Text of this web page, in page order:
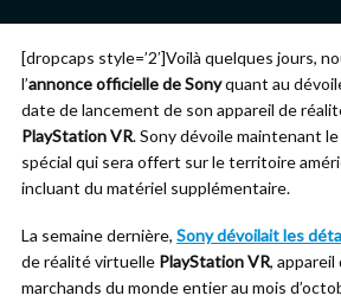
[dropcaps style=’2′]Voilà quelques jours,
l’annonce officielle de Sonyquant au
date de lancement de son appareil de
PlayStation VR. Sony dévoile maintenant le
spécial qui sera offert sur le territoire
incluant du matériel supplémentaire.
La semaine dernière, Sony dévoilait les
de réalité virtuelle PlayStation VR,
marchands du monde entier au mois